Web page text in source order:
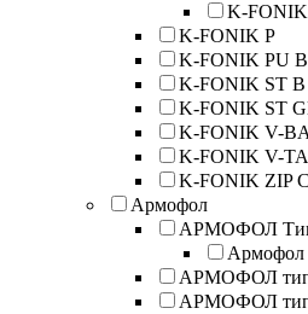
K-
K-FONIK P
K-FONIK PU B
K-FONIK ST B
K-FONIK ST
K-FONIK V-
K-FONIK V-
K-FONIK ZIP
Армофол
АРМОФОЛ
Армофол
АРМОФОЛ
АРМОФОЛ